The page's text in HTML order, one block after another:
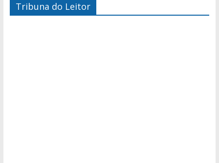
Tribuna do Leitor